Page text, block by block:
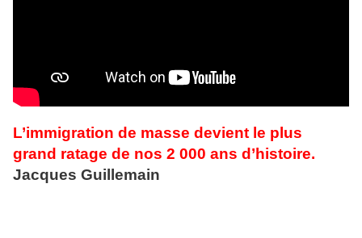
L’immigration de masse devient le plus
grand ratage de nos 2 000 ans d’histoire.
Jacques Guillemain